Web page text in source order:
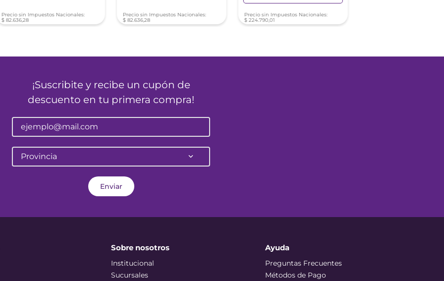
Precio sin Impuestos Nacionales:
$ 82.636,28
Precio sin Impuestos Nacionales:
$ 82.636,28
Precio sin Impuestos Nacionales:
$ 224.790,01
¡Suscribite y recibe un cupón de
descuento en tu primera compra!
Provincia
Enviar
Sobre nosotros
Institucional
Sucursales
Ayuda
Preguntas Frecuentes
Métodos de Pago